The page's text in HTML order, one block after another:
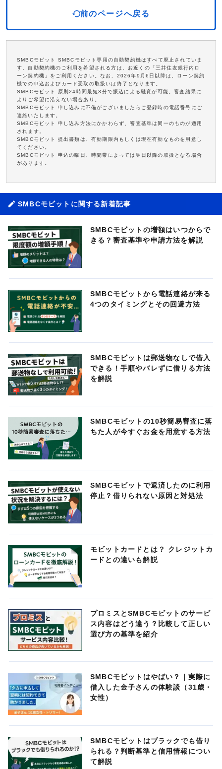
前のページへ戻る
SMBCモビット SMBCモビット専用の自動契約機はすべて廃止されていま
す。自動契約機のご利用を希望される方は、お近くの「三井住友銀行内ロ
ーン契約機」をご利用ください。なお、2026年9月6日以降は、ローン契約
機での申込およびカード受取の取扱いは終了となります。
SMBCモビット 原則24時間最短3分で振込による融資が可能。審査結果に
よりご希望に沿えない場合あり。
SMBCモビット 申し込みに不備がございましたらご登録時の電話番号にご
連絡いたします。
SMBCモビット 申し込み方法にかかわらず、審査基準は同一のものが適用
されます。
SMBCモビット 提出書類は、有効期限内もしくは現在有効なものを用意し
てください。
SMBCモビット 申込の曜日、時間帯によっては翌日以降の取扱となる場合
があります。
SMBCモビットに関する新着記事
SMBCモビットの増額はいつからで
きる？審査基準や申請方法を解説
SMBCモビットから電話連絡が来る
4つのタイミングとその回避方法
SMBCモビットは郵送物なしで借入
できる！手順やバレずに借りる方法
を解説
SMBCモビットの10秒簡易審査に落
ちた人が今すぐお金を用意する方法
SMBCモビットで返済したのに利用
停止？借りられない原因と対処法
モビットカードとは？ クレジットカ
ードとの違いも解説
プロミスとSMBCモビットのサービ
ス内容はどう違う？比較して正しい
選び方の基準を紹介
SMBCモビットはやばい？｜実際に
借入した金子さんの体験談（31歳・
女性）
SMBCモビットはブラックでも借り
られる？判断基準と信用情報につい
て解説